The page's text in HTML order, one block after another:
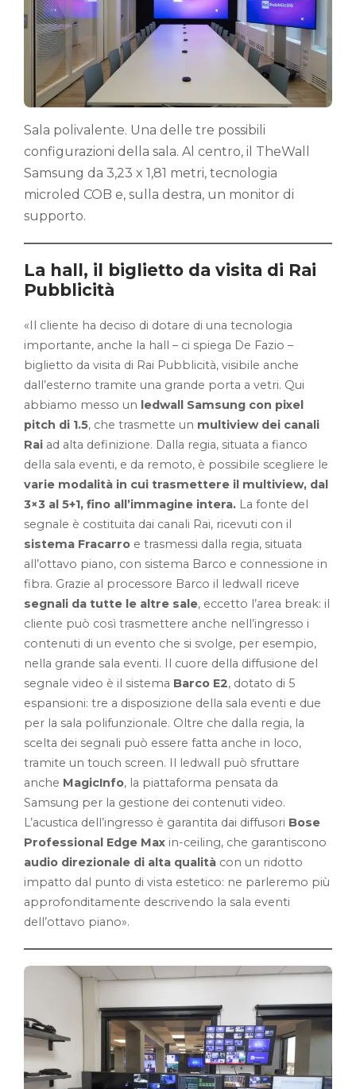
Sala polivalente. Una delle tre possibili
configurazioni della sala. Al centro, il TheWall
Samsung da 3,23 x 1,81 metri, tecnologia
microled COB e, sulla destra, un monitor di
supporto.
La hall, il biglietto da visita di Rai
Pubblicità
«Il cliente ha deciso di dotare di una tecnologia
importante, anche la hall – ci spiega De Fazio –
biglietto da visita di Rai Pubblicità, visibile anche
dall’esterno tramite una grande porta a vetri. Qui
abbiamo messo un ledwall Samsung con pixel
pitch di 1.5, che trasmette un multiview dei canali
Rai ad alta definizione. Dalla regia, situata a fianco
della sala eventi, e da remoto, è possibile scegliere le
varie modalità in cui trasmettere il multiview, dal
3×3 al 5+1, fino all’immagine intera. La fonte del
segnale è costituita dai canali Rai, ricevuti con il
sistema Fracarro e trasmessi dalla regia, situata
all’ottavo piano, con sistema Barco e connessione in
fibra. Grazie al processore Barco il ledwall riceve
segnali da tutte le altre sale, eccetto l’area break: il
cliente può così trasmettere anche nell’ingresso i
contenuti di un evento che si svolge, per esempio,
nella grande sala eventi. Il cuore della diffusione del
segnale video è il sistema Barco E2, dotato di 5
espansioni: tre a disposizione della sala eventi e due
per la sala polifunzionale. Oltre che dalla regia, la
scelta dei segnali può essere fatta anche in loco,
tramite un touch screen. Il ledwall può sfruttare
anche MagicInfo, la piattaforma pensata da
Samsung per la gestione dei contenuti video.
L’acustica dell’ingresso è garantita dai diffusori Bose
Professional Edge Max in-ceiling, che garantiscono
audio direzionale di alta qualità con un ridotto
impatto dal punto di vista estetico: ne parleremo più
approfonditamente descrivendo la sala eventi
dell’ottavo piano».